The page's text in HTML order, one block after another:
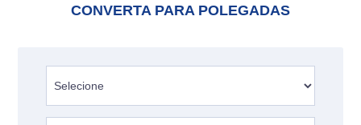
CONVERTA PARA POLEGADAS